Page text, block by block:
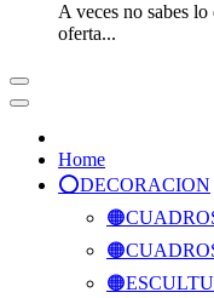
A veces no sabes
oferta...
Home
⭕️DECORACION